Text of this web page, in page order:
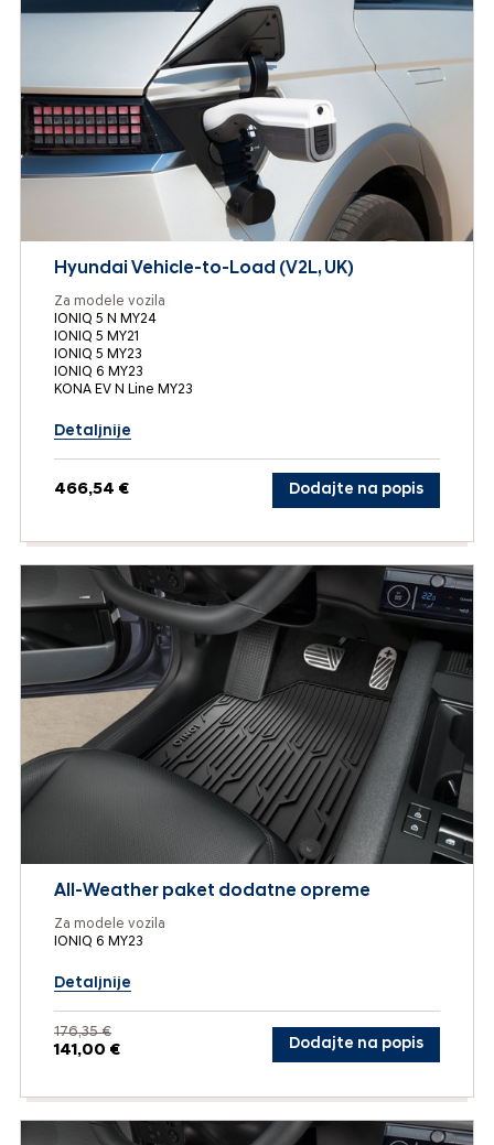
Hyundai Vehicle-to-Load (V2L, UK)
Za modele vozila
IONIQ 5 N MY24
IONIQ 5 MY21
IONIQ 5 MY23
IONIQ 6 MY23
KONA EV N Line MY23
Detaljnije
466,54 € Dodajte na popis
All-Weather paket dodatne opreme
Za modele vozila
IONIQ 6 MY23
Detaljnije
176,35 €
141,00 € Dodajte na popis